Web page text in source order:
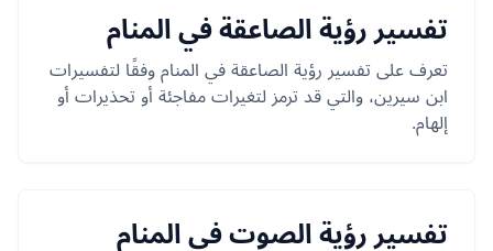
تفسير رؤية الصاعقة في المنام
تعرف على تفسير رؤية الصاعقة في المنام وفقًا لتفسيرات
ابن سيرين، والتي قد ترمز لتغيرات مفاجئة أو تحذيرات أو
إلهام.
تفسير رؤية الصوت في المنام